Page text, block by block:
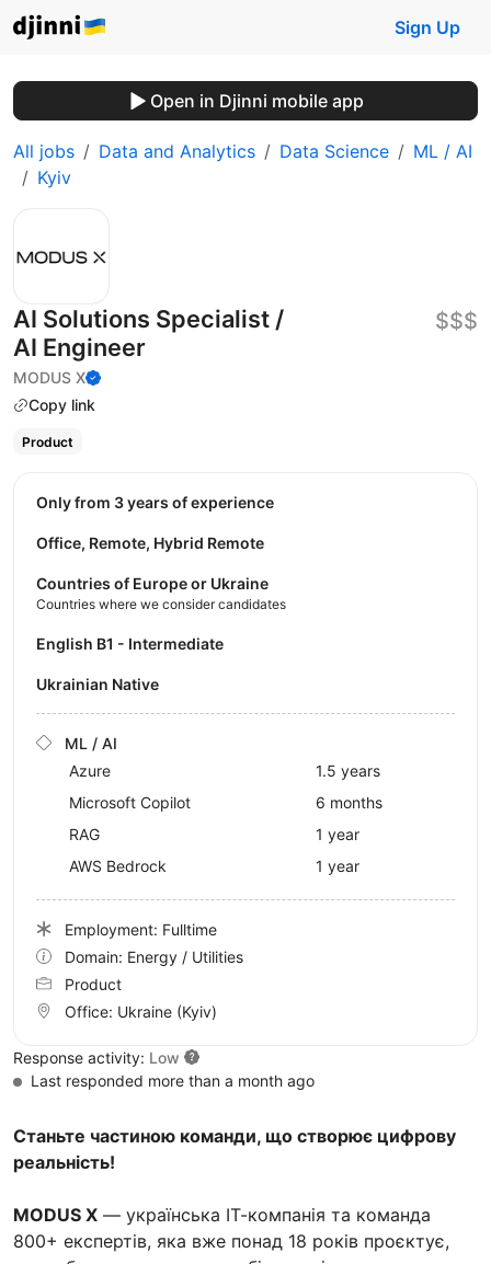
Sign Up
Open in Djinni mobile app
All jobs Data and Analytics Data Science
ML / AI
Kyiv
AI Solutions Specialist /
AI Engineer
MODUS X
Copy link
$$$
Product
Станьте частиною команди, що створює цифрову
реальність!
MODUS X — українська ІТ-компанія та команда
800+ експертів, яка вже понад 18 років проєктує,
Only from 3 years of experience
Office, Remote, Hybrid Remote
Countries of Europe or Ukraine
Countries where we consider candidates
English B1 - Intermediate
Ukrainian Native
ML / AI
Azure
1.5 years
Microsoft Copilot
6 months
RAG
1 year
AWS Bedrock
1 year
Employment: Fulltime
Domain: Energy / Utilities
Product
Office: Ukraine (Kyiv)
Response activity: Low
Last responded more than a month ago